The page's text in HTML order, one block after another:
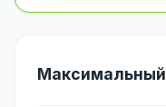
Максимальный